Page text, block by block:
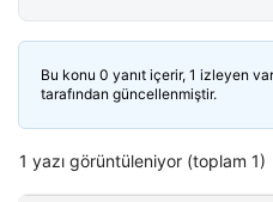
Bu konu 0 yanıt içerir, 1 izleyen
tarafından güncellenmiştir.
1 yazı görüntüleniyor (toplam 1)